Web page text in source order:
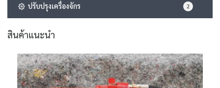
ปรับปรุงเครื่องจักร 2
สินค้าแนะนำ